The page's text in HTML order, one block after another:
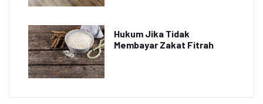
Hukum Jika Tidak
Membayar Zakat Fitrah